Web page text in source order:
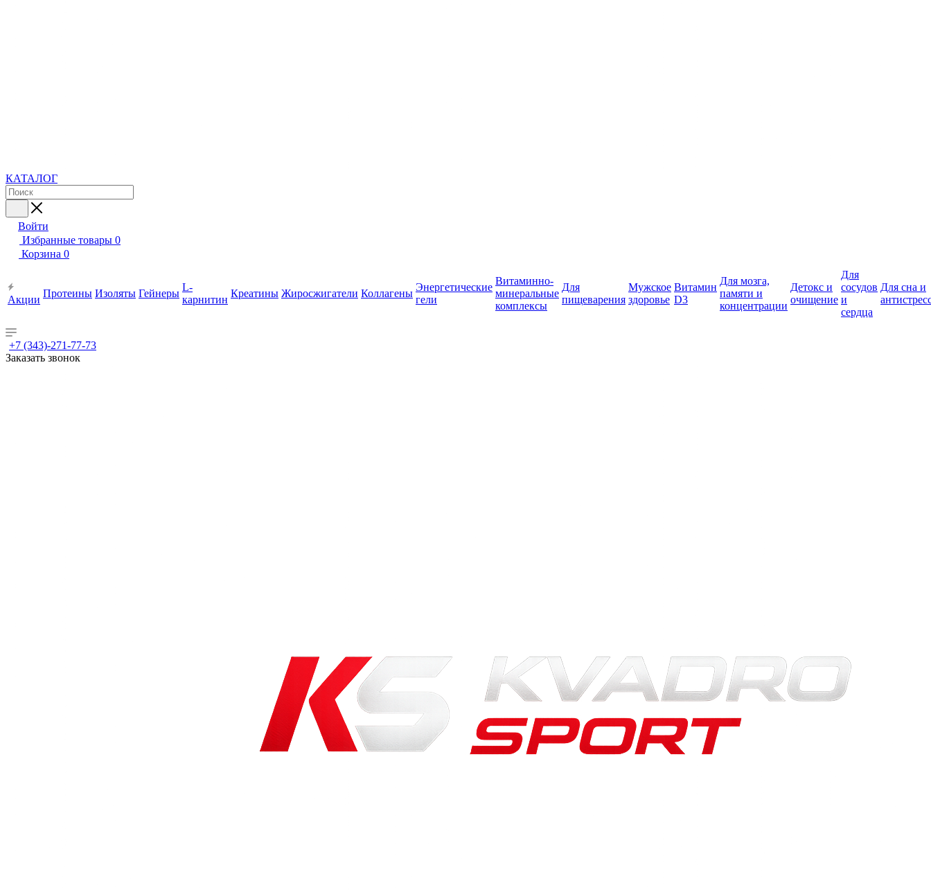
КАТАЛОГ
Войти
Избранные товары 0
Корзина 0
Акции
Протеины Изоляты Гейнеры
L-
карнитин
Креатины Жиросжигатели Коллагены
Энергетические
гели
Витаминно-
минеральные
комплексы
Для
пищеварения
Мужское
здоровье
Витамин
D3
Для мозга,
памяти и
концентрации
Детокс и
очищение
Для
сосудов
и
сердца
Для сна и
+7 (343)-271-77-73
Заказать звонок